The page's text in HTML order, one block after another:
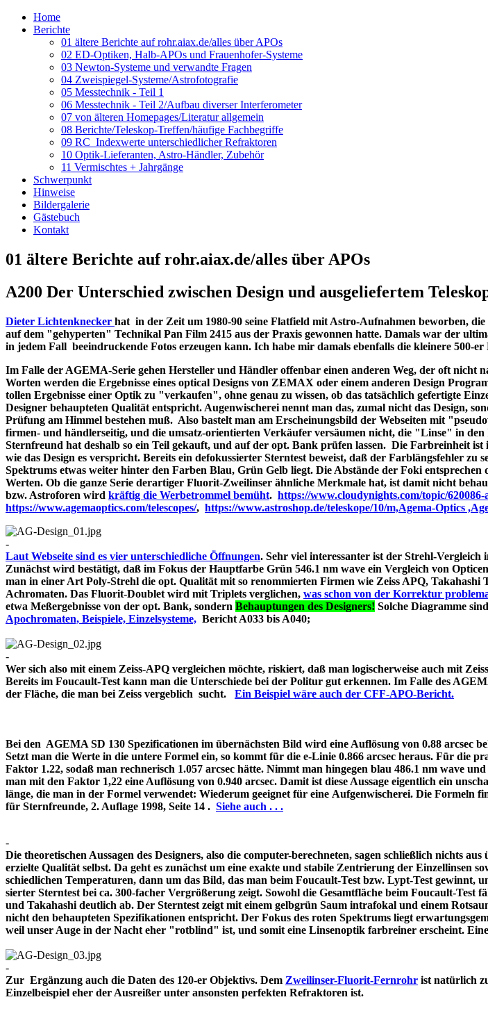
Home
Berichte
01 ältere Berichte auf rohr.aiax.de/alles über APOs
02 ED-Optiken, Halb-APOs und Frauenhofer-Systeme
03 Newton-Systeme und verwandte Fragen
04 Zweispiegel-Systeme/Astrofotografie
05 Messtechnik - Teil 1
06 Messtechnik - Teil 2/Aufbau diverser Interferometer
07 von älteren Homepages/Literatur allgemein
08 Berichte/Teleskop-Treffen/häufige Fachbegriffe
09 RC_Indexwerte unterschiedlicher Refraktoren
10 Optik-Lieferanten, Astro-Händler, Zubehör
11 Vermischtes + Jahrgänge
Schwerpunkt
Hinweise
Bildergalerie
Gästebuch
Kontakt
01 ältere Berichte auf rohr.aiax.de/alles über APOs
A200 Der Unterschied zwischen Design und ausgeliefertem
Dieter Lichtenknecker hat in der Zeit um 1980-90 seine Flatfield mit Astro-Aufnahmen beworben,
auf dem "gehyperten" Technikal Pan Film 2415 aus der Praxis gewonnen hatte. Damals war der
in jedem Fall beeindruckende Fotos erzeugen kann. Ich habe mir damals ebenfalls die kleinere 500-
Im Falle der AGEMA-Serie gehen Hersteller und Händler offenbar einen anderen Weg, der oft nicht
Worten werden die Ergebnisse eines optical Designs von ZEMAX oder einem anderen Design
tollen Ergebnisse einer Optik zu "verkaufen", ohne genau zu wissen, ob das tatsächlich gefertigte
Designer behaupteten Qualität entspricht. Augenwischerei nennt man das, zumal nicht das Design,
Prüfung am Himmel bestehen muß. Also bastelt man am Erscheinungsbild der Webseiten mit
firmen- und händlerseitig, und die umsatz-orientierten Verkäufer versäumen nicht, die "Linse" in den
Sternfreund hat deshalb so ein Teil gekauft, und auf der opt. Bank prüfen lassen. Die Farbreinheit ist
wie das Design es verspricht. Bereits ein defokussierter Sterntest beweist, daß der Farblängsfehler zu
Spektrums etwas weiter hinter den Farben Blau, Grün Gelb liegt. Die Abstände der Foki entsprechen
Werten. Ob die ganze Serie derartiger Fluorit-Zweilinser ähnliche Merkmale hat, ist damit nicht
bzw. Astroforen wird kräftig die Werbetrommel bemüht. https://www.cloudynights.com/topic/
https://www.agemaoptics.com/telescopes/, https://www.astroshop.de/teleskope/10/m,Agema-Optics
-
Laut Webseite sind es vier unterschiedliche Öffnungen. Sehr viel interessanter ist der Strehl-Vergleich
Zunächst wird bestätigt, daß im Fokus der Hauptfarbe Grün 546.1 nm wave ein Vergleich von
man in einer Art Poly-Strehl die opt. Qualität mit so renommierten Firmen wie Zeiss APQ,
Achromaten. Das Fluorit-Doublet wird mit Triplets verglichen, was schon von der Korrektur
etwa Meßergebnisse von der opt. Bank, sondern Behauptungen des Designers! Solche Diagramme
Apochromaten, Beispiele, Einzelsysteme, Bericht A033 bis A040;
-
Wer sich also mit einem Zeiss-APQ vergleichen möchte, riskiert, daß man logischerweise auch mit
Bereits im Foucault-Test kann man die Unterschiede bei der Politur gut erkennen. Im Falle des
der Fläche, die man bei Zeiss vergeblich sucht. Ein Beispiel wäre auch der CFF-APO-Bericht.
Bei den AGEMA SD 130 Spezificationen im übernächsten Bild wird eine Auflösung von 0.88 arcsec
Setzt man die Werte in die untere Formel ein, so kommt für die e-Linie 0.866 arcsec heraus. Für die
Faktor 1.22, sodaß man rechnerisch 1.057 arcsec hätte. Nimmt man hingegen blau 486.1 nm wave
man mit den Faktor 1,22 eine Auflösung von 0.940 arcsec. Damit ist diese Aussage eigentlich ein
länge, die man in der Formel verwendet: Wiederum geeignet für eine Aufgenwischerei. Die Formeln
für Sternfreunde, 2. Auflage 1998, Seite 14 . Siehe auch . . .
-
Die theoretischen Aussagen des Designers, also die computer-berechneten, sagen schließlich nichts
erzielte Qualität selbst. Da geht es zunächst um eine exakte und stabile Zentrierung der Einzellinsen
schiedlichen Temperaturen, dann um das Bild, das man beim Foucault-Test bzw. Lypt-Test gewinnt,
sierter Sterntest bei ca. 300-facher Vergrößerung zeigt. Sowohl die Gesamtfläche beim Foucault-Test
und Takahashi deutlich ab. Der Sterntest zeigt mit einem gelbgrün Saum intrafokal und einem
nicht den behaupteten Spezifikationen entspricht. Der Fokus des roten Spektrums liegt
weil unser Auge in der Nacht eher "rotblind" ist, und somit eine Linsenoptik farbreiner
-
Zur Ergänzung auch die Daten des 120-er Objektivs. Dem Zweilinser-Fluorit-Fernrohr ist natürlich
Einzelbeispiel eher der Ausreißer unter ansonsten perfekten Refraktoren ist.